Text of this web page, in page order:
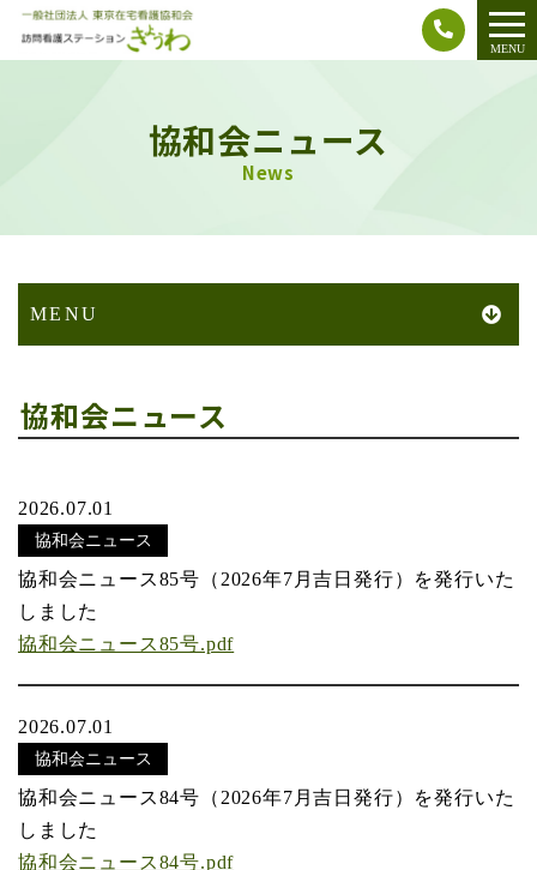
協和会ニュース
News
MENU
協和会ニュース
2026.07.01
協和会ニュース
協和会ニュース85号（2026年7月吉日発行）を発行いた
しました
協和会ニュース85号.pdf
2026.07.01
協和会ニュース
協和会ニュース84号（2026年7月吉日発行）を発行いた
しました
協和会ニュース84号.pdf
メ
MENU